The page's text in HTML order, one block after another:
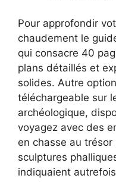
Pour approfondir
chaudement le
qui consacre 40
plans détaillés et
solides. Autre
téléchargeable sur
archéologique,
voyagez avec des
en chasse au
sculptures
indiquaient